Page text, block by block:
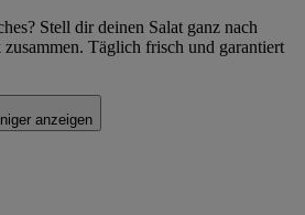
Stell dir deinen Salat ganz nach
zusammen. Täglich frisch und garantiert
anzeigen